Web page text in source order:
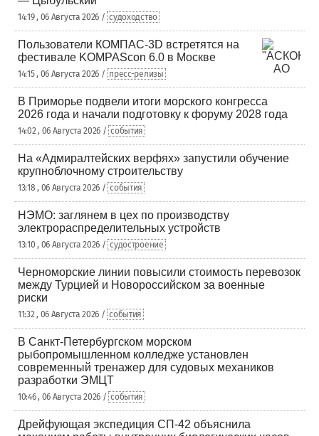
14:19 , 06 Августа 2026 / судоходство
Пользователи КОМПАС-3D встретятся на
фестивале KOMPAScon 6.0 в Москве
14:15 , 06 Августа 2026 / пресс-релизы
В Приморье подвели итоги морского конгресса
2026 года и начали подготовку к форуму 2028 года
14:02 , 06 Августа 2026 / события
На «Адмиралтейских верфях» запустили обучение
крупноблочному строительству
13:18 , 06 Августа 2026 / события
НЭМО: заглянем в цех по производству
электрораспределительных устройств
13:10 , 06 Августа 2026 / судостроение
Черноморские линии повысили стоимость перевозок
между Турцией и Новороссийском за военные
риски
11:32 , 06 Августа 2026 / события
В Санкт-Петербургском морском
рыбопромышленном колледже установлен
современный тренажер для судовых механиков
разработки ЭМЦТ
10:46 , 06 Августа 2026 / события
Дрейфующая экспедиция СП-42 объяснила